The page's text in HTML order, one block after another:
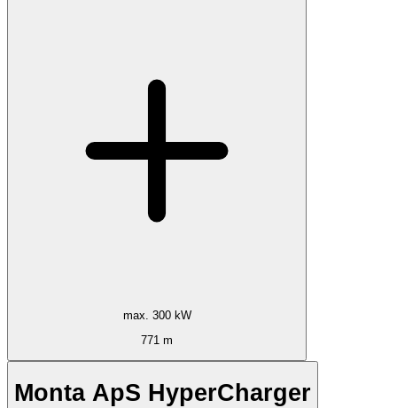
max. 300 kW
771 m
Monta ApS HyperCharger